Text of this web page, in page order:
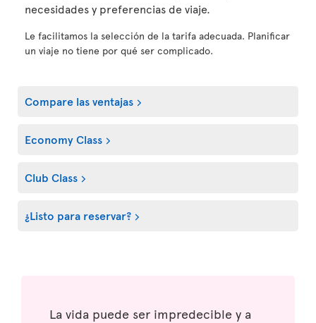
necesidades y preferencias de viaje.
Le facilitamos la selección de la tarifa adecuada. Planificar
un viaje no tiene por qué ser complicado.
Compare las ventajas
Economy Class
Club Class
¿Listo para reservar?
La vida puede ser impredecible y a